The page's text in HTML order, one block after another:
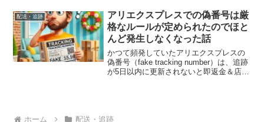
こから問い合わせが可能です。
配送・追跡
アリエクスプレスでの偽番号は厳
格なルールが定められたのでほと
んど発生しなくなった話
かつて頻発していたアリエクスプレスの
偽番号（fake tracking number）は、追跡
が5日以内に更新されないと即返金＆店舗
ホーム 配送・追跡